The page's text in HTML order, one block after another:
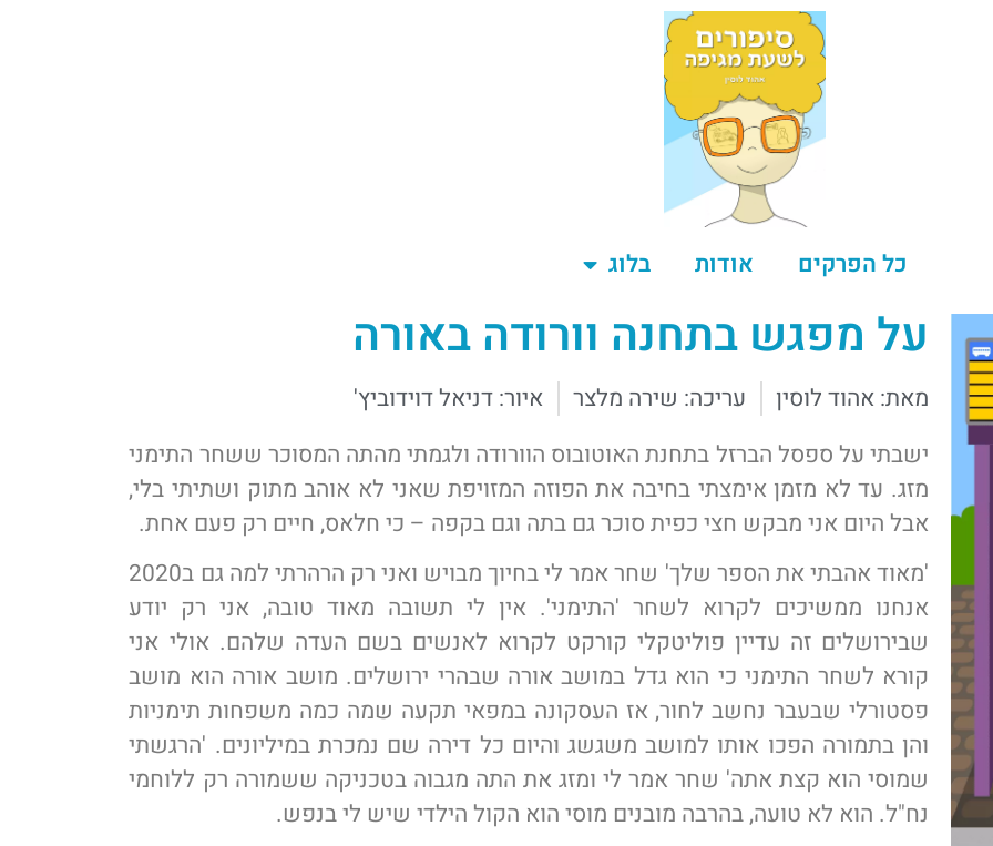
כל הפרקים אודות בלוג
על מפגש בתחנה וורודה באורה
מאת: אהוד לוסין עריכה: שירה מלצר
איור: דניאל דוידוביץ'
ישבתי על ספסל הברזל בתחנת האוטובוס הוורודה ולגמתי מהתה המסוכר ששחר התימני
מזג. עד לא מזמן אימצתי בחיבה את הפוזה המזויפת שאני לא אוהב מתוק ושתיתי בלי,
אבל היום אני מבקש חצי כפית סוכר גם בתה וגם בקפה – כי חלאס, חיים רק פעם אחת.
'מאוד אהבתי את הספר שלך' שחר אמר לי בחיוך מבויש ואני רק הרהרתי למה גם ב2020
אנחנו ממשיכים לקרוא לשחר 'התימני'. אין לי תשובה מאוד טובה, אני רק יודע
שבירושלים זה עדיין פוליטקלי קורקט לקרוא לאנשים בשם העדה שלהם. אולי אני
קורא לשחר התימני כי הוא גדל במושב אורה שבהרי ירושלים. מושב אורה הוא מושב
פסטורלי שבעבר נחשב לחור, אז העסקונה במפאי תקעה שמה כמה משפחות תימניות
והן בתמורה הפכו אותו למושב משגשג והיום כל דירה שם נמכרת במיליונים. 'הרגשתי
שמוסי הוא קצת אתה' שחר אמר לי ומזג את התה מגבוה בטכניקה ששמורה רק ללוחמי
נח"ל. הוא לא טועה, בהרבה מובנים מוסי הוא הקול הילדי שיש לי בנפש.